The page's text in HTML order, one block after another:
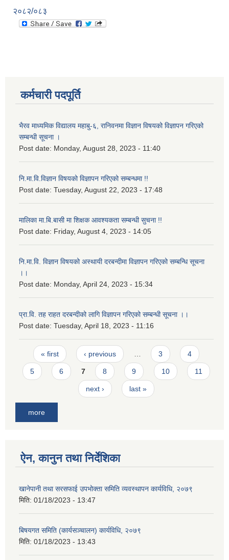
२०८२/०८३
कर्मचारी पदपूर्ति
भैरव माध्यमिक विद्यालय महाबु-६, रानिवनमा विज्ञान विषयको विज्ञापन गरिएको
सम्बन्धी सूचना ।
Post date: Monday, August 28, 2023 - 11:40
नि.मा.वि.विज्ञान विषयको विज्ञापन गरिएको सम्बन्धमा !!
Post date: Tuesday, August 22, 2023 - 17:48
मालिका मा.बि.बासी मा शिक्षक आवश्यकता सम्बन्धी सुचना !!
Post date: Friday, August 4, 2023 - 14:05
नि.मा.वि. विज्ञान विषयको अस्थायी दरबन्दीमा विज्ञापन गरिएको सम्बन्धि सूचना
।।
Post date: Monday, April 24, 2023 - 15:34
प्रा.वि. तह राहत दरबन्दीको लागि विज्ञापन गरिएको सम्बन्धी सूचना ।।
Post date: Tuesday, April 18, 2023 - 11:16
Pages
« first ‹ previous 3 4
5 6 7 8 9 10 11
next › last »
more
ऐन, कानुन तथा निर्देशिका
खानेपानी तथा सरसफाई उपभोक्ता समिति व्यवस्थापन कार्यविधि, २०७९
मिति: 01/18/2023 - 13:47
बिषयगत समिति (कार्यसञ्चालन) कार्यविधि, २०७९
मिति: 01/18/2023 - 13:43